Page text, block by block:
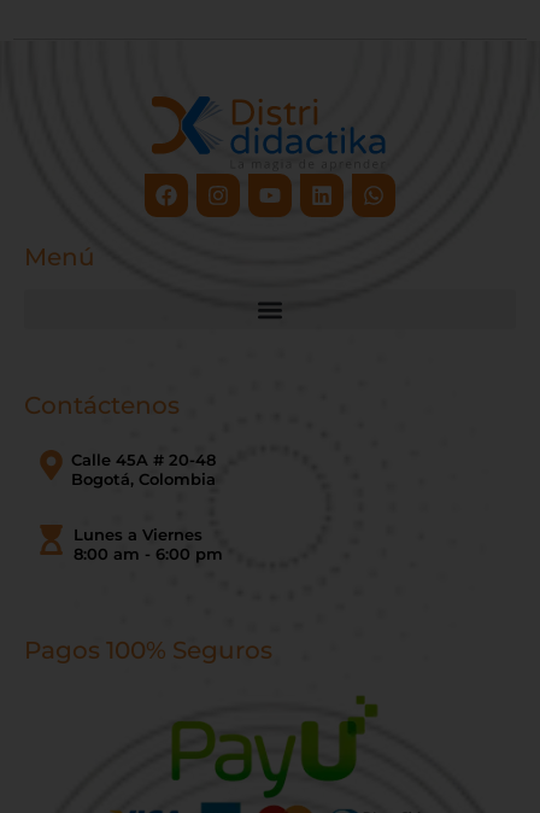
FacebookInstagram
YoutubeLinkedinWhatsapp
Menú
Contáctenos
Calle 45A # 20-48
Bogotá, Colombia
Lunes a Viernes
8:00 am - 6:00 pm
Pagos 100% Seguros